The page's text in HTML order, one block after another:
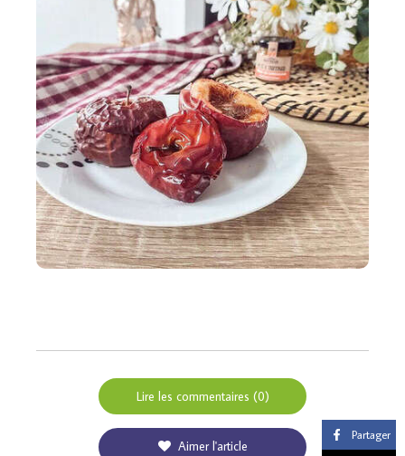
Lire les commentaires (0)
Aimer l'article
Partager